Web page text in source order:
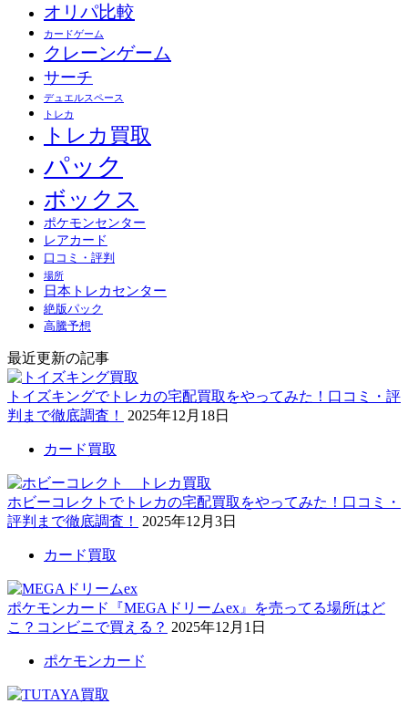
オリパ比較
カードゲーム
クレーンゲーム
サーチ
デュエルスペース
トレカ
トレカ買取
パック
ボックス
ポケモンセンター
レアカード
口コミ・評判
場所
日本トレカセンター
絶版パック
高騰予想
最近更新の記事
トイズキングでトレカの宅配買取をやってみた！口コミ・評
判まで徹底調査！
2025年12月18日
カード買取
ホビーコレクトでトレカの宅配買取をやってみた！口コミ・
評判まで徹底調査！
2025年12月3日
カード買取
ポケモンカード『MEGAドリームex』を売ってる場所はど
こ？コンビニで買える？ 2025年12月1日
ポケモンカード